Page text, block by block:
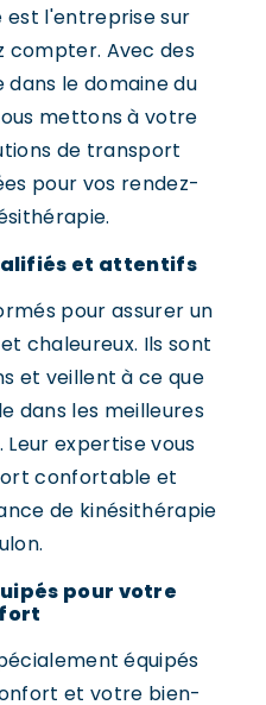
est l'entreprise sur
compter. Avec des
le domaine du
mettons à votre
de transport
pour vos rendez-
et attentifs
pour assurer un
chaleureux. Ils sont
et veillent à ce que
dans les meilleures
expertise vous
confortable et
de kinésithérapie
pour votre
équipés
et votre bien-